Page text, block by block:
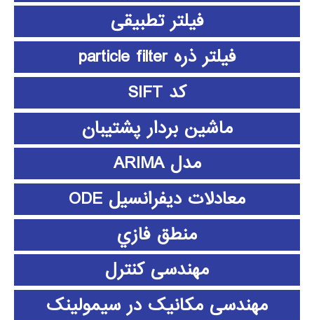
فیلتر تطبیقی
فیلتر ذره particle filter
کد SIFT
ماشین بردار پشتیبان
مدل ARIMA
معادلات دیفرانسیل ODE
منطق فازي
مهندسی کنترل
مهندسی مکانیک در سیمولینک